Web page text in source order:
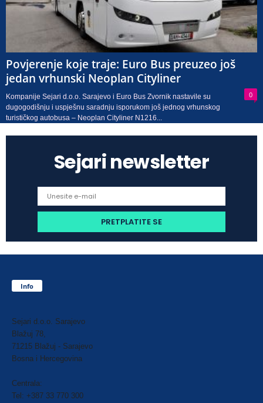
Povjerenje koje traje: Euro Bus preuzeo još
jedan vrhunski Neoplan Cityliner
0
Kompanije Sejari d.o.o. Sarajevo i Euro Bus Zvornik nastavile su
dugogodišnju i uspješnu saradnju isporukom još jednog vrhunskog
turističkog autobusa – Neoplan Cityliner N1216...
Sejari newsletter
Info
Sejari d.o.o. Sarajevo
Blažuj 78,
71215 Blažuj - Sarajevo
Bosna i Hercegovina
Centrala:
Tel: +387 33 770 300